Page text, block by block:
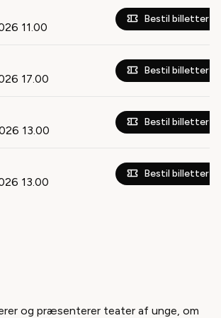
11.00
Bestil billetter
17.00
Bestil billetter
13.00
Bestil billetter
13.00
Bestil billetter
og præsenterer teater af unge, om